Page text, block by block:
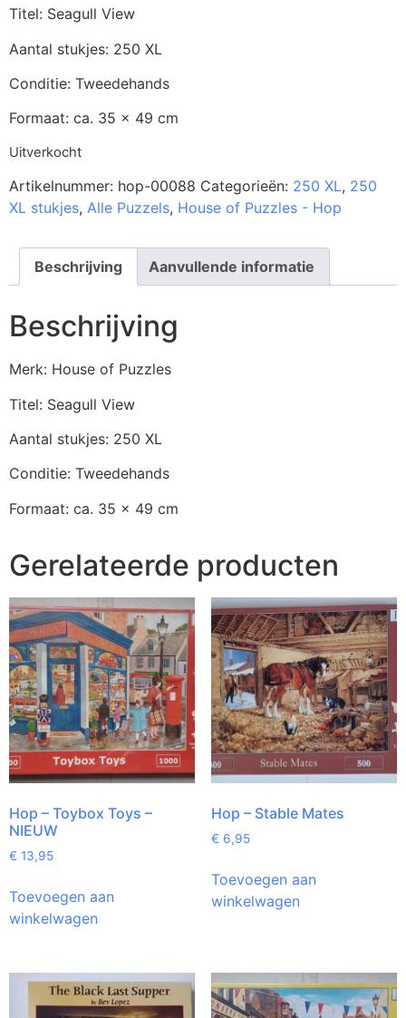
Titel: Seagull View
Aantal stukjes: 250 XL
Conditie: Tweedehands
Formaat: ca. 35 x 49 cm
Uitverkocht
Artikelnummer: hop-00088 Categorieën: 250 XL, 250
XL stukjes, Alle Puzzels, House of Puzzles - Hop
Beschrijving Aanvullende informatie
Beschrijving
Merk: House of Puzzles
Titel: Seagull View
Aantal stukjes: 250 XL
Conditie: Tweedehands
Formaat: ca. 35 x 49 cm
Gerelateerde producten
Hop – Toybox Toys –
NIEUW
€ 13,95
Toevoegen aan
winkelwagen
Hop – Stable Mates
€ 6,95
Toevoegen aan
winkelwagen